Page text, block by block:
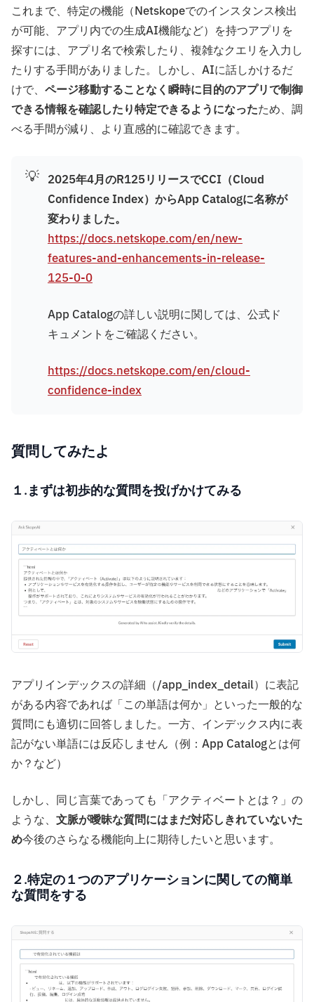
これまで、特定の機能（Netskopeでのインスタンス検出
が可能、アプリ内での生成AI機能など）を持つアプリを
探すには、アプリ名で検索したり、複雑なクエリを入力し
たりする手間がありました。しかし、AIに話しかけるだ
けで、 ページ移動することなく瞬時に目的のアプリで制御
できる情報を確認したり特定できるようになったため、調
べる手間が減り、より直感的に確認できます。
💡 2025年4月のR125リリースでCCI（Cloud
Confidence Index）からApp Catalogに名称が
変わりました。
https://docs.netskope.com/en/new-
features-and-enhancements-in-release-
125-0-0
App Catalogの詳しい説明に関しては、公式ド
キュメントをご確認ください。
https://docs.netskope.com/en/cloud-
confidence-index
質問してみたよ
１.まずは初歩的な質問を投げかけてみる
アプリインデックスの詳細（/app_index_detail）に表記
がある内容であれば「この単語は何か」といった一般的な
質問にも適切に回答しました。一方、インデックス内に表
記がない単語には反応しません（例：App Catalogとは何
か？など）
しかし、同じ言葉であっても「アクティベートとは？」の
ような、 文脈が曖昧な質問にはまだ対応しきれていないた
め今後のさらなる機能向上に期待したいと思います。
２.特定の１つのアプリケーションに関しての簡単
な質問をする